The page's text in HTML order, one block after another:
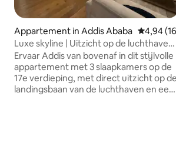
Appartement in Addis Ababa
4,94
Luxe skyline | Uitzicht op de luchthaven |
Bole | 3 slaapkamers
Ervaar Addis van bovenaf in dit stijlvolle
appartement met 3 slaapkamers op de
17e verdieping, met direct uitzicht op de
landingsbaan van de luchthaven en een